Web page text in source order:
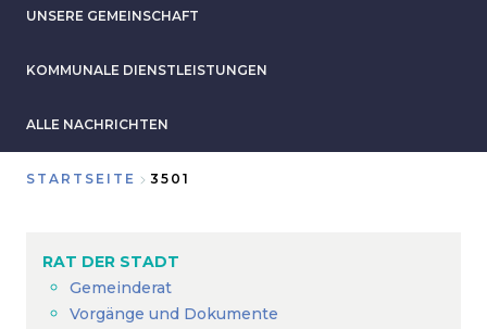
UNSERE GEMEINSCHAFT
KOMMUNALE DIENSTLEISTUNGEN
ALLE NACHRICHTEN
STARTSEITE 3501
RAT DER STADT
Gemeinderat
Vorgänge und Dokumente